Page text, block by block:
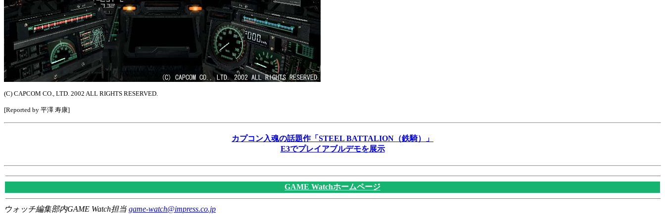
(C) CAPCOM CO., LTD. 2002 ALL RIGHTS RESERVED.
[Reported by 平澤 寿康]
カプコン入魂の話題作「STEEL BATTALION（鉄騎）」
E3でプレイアブルデモを展示
GAME Watchホームページ
ウォッチ編集部内GAME Watch担当 game-watch@impress.co.jp